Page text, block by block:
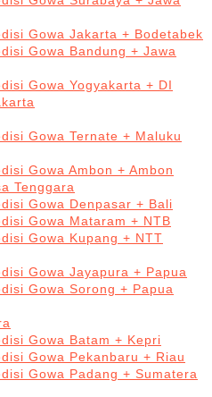
Gowa Jakarta + Bodetabek
Gowa Bandung + Jawa
Gowa Yogyakarta + DI
Gowa Ternate + Maluku
Gowa Ambon + Ambon
Tenggara
Gowa Denpasar + Bali
Gowa Mataram + NTB
Gowa Kupang + NTT
Gowa Jayapura + Papua
Gowa Sorong + Papua
Gowa Batam + Kepri
Gowa Pekanbaru + Riau
Gowa Padang + Sumatera